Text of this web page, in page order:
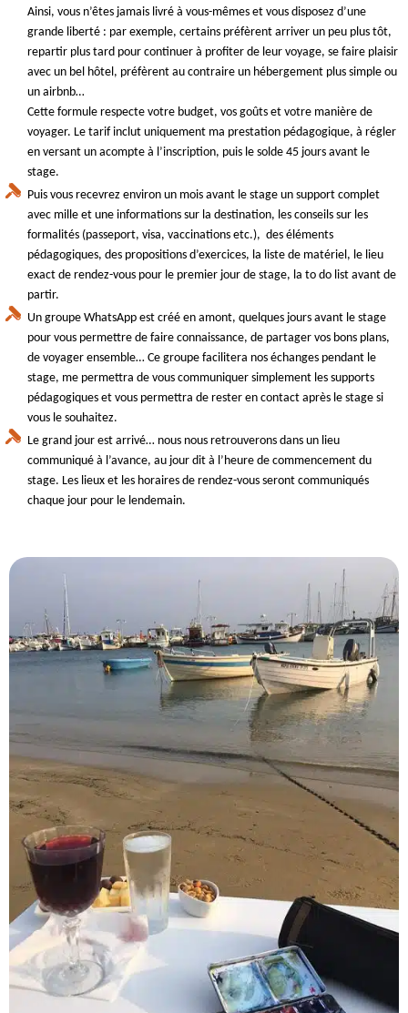
Ainsi, vous n’êtes jamais livré à vous-mêmes et vous disposez d’une
grande liberté : par exemple, certains préfèrent arriver un peu plus tôt,
repartir plus tard pour continuer à profiter de leur voyage, se faire plaisir
avec un bel hôtel, préfèrent au contraire un hébergement plus simple ou
un airbnb…
Cette formule respecte votre budget, vos goûts et votre manière de
voyager. Le tarif inclut uniquement ma prestation pédagogique, à régler
en versant un acompte à l’inscription, puis le solde 45 jours avant le
stage.
Puis vous recevrez environ un mois avant le stage un support complet
avec mille et une informations sur la destination, les conseils sur les
formalités (passeport, visa, vaccinations etc.), des éléments
pédagogiques, des propositions d’exercices, la liste de matériel, le lieu
exact de rendez-vous pour le premier jour de stage, la to do list avant de
partir.
Un groupe WhatsApp est créé en amont, quelques jours avant le stage
pour vous permettre de faire connaissance, de partager vos bons plans,
de voyager ensemble… Ce groupe facilitera nos échanges pendant le
stage, me permettra de vous communiquer simplement les supports
pédagogiques et vous permettra de rester en contact après le stage si
vous le souhaitez.
Le grand jour est arrivé… nous nous retrouverons dans un lieu
communiqué à l’avance, au jour dit à l’heure de commencement du
stage. Les lieux et les horaires de rendez-vous seront communiqués
chaque jour pour le lendemain.